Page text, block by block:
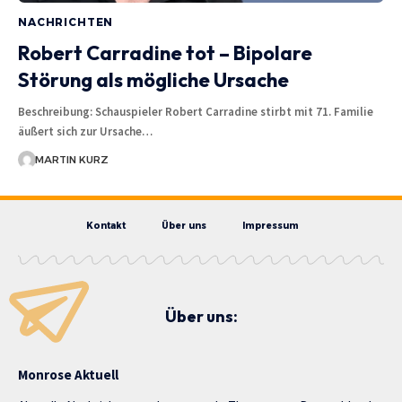
NACHRICHTEN
Robert Carradine tot – Bipolare
Störung als mögliche Ursache
Beschreibung: Schauspieler Robert Carradine stirbt mit 71. Familie
äußert sich zur Ursache…
MARTIN KURZ
Kontakt Über uns Impressum
Über uns:
Monrose Aktuell